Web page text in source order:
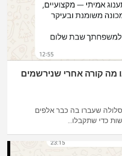
מה קורה אחרי שנירשמים
שעברו בה כבר אלפים
כדי שתקבלו…